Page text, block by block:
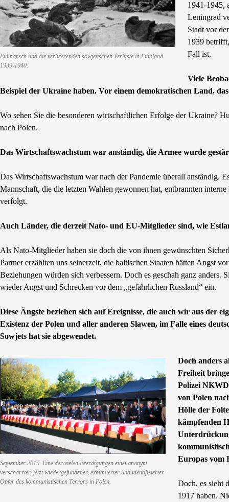
Einmarsch und die verheerenden sowjetischen Verluste in Finnland
1939-1940.
1941-1945,
Leningrad
Stadt vor
1939
Fall ist.
Viele
Beispiel der Ukraine haben. Vor einem demokratischen Land,
Wo sehen Sie die besonderen wirtschaftlichen Erfolge der Ukraine?
nach Polen.
Das Wirtschaftswachstum war anständig, die Armee wurde
Das Wirtschaftswachstum war nach der Pandemie überall anständig.
Mannschaft, die die letzten Wahlen gewonnen hat, entbrannten
verfolgt.
Auch Länder, die derzeit Nato- und EU-Mitglieder sind, wie
Als Nato-Mitglieder haben sie doch die von ihnen gewünschten
Partner erzählten uns seinerzeit, die baltischen Staaten hätten Angst
Beziehungen würden sich verbessern. Doch es geschah ganz
wieder Angst und Schrecken vor dem „gefährlichen Russland“ ein.
Diese Ängste beziehen sich auf Ereignisse, die auch wir aus der
Existenz der Polen und aller anderen Slawen, im Falle eines
Sowjets hat sie abgewendet.
September 2019. Eine der vielen Beerdigungen einst anonym
verscharrter, jetzt wiedergefundener, exhumierter und identifizierter
Opfer des kommunistischen Terrors in Polen.
Doch anders
Freiheit
Polizei
von Polen
Hölle der
kämpfenden
Europas vom
Doch, es sieht
1917 haben.